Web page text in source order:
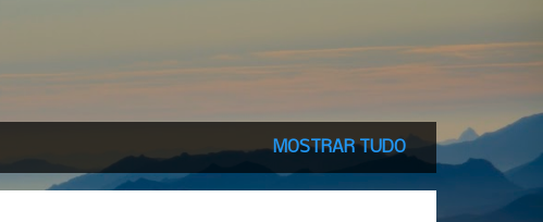
MOSTRAR TUDO